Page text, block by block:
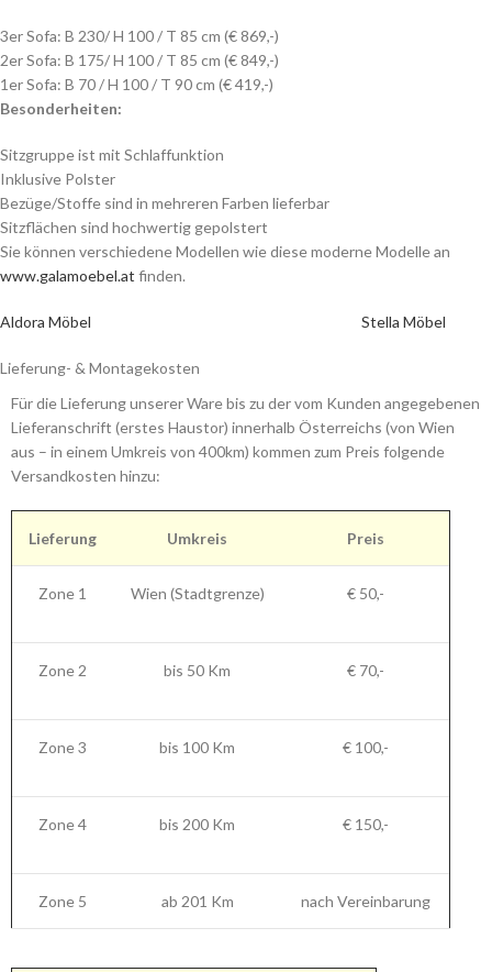
3er Sofa: B 230/ H 100 / T 85 cm (€ 869,-)
2er Sofa: B 175/ H 100 / T 85 cm (€ 849,-)
1er Sofa: B 70 / H 100 / T 90 cm (€ 419,-)
Besonderheiten:
Sitzgruppe ist mit Schlaffunktion
Inklusive Polster
Bezüge/Stoffe sind in mehreren Farben lieferbar
Sitzflächen sind hochwertig gepolstert
Sie können verschiedene Modellen wie diese moderne Modelle an
www.galamoebel.at finden.
Aldora Möbel Stella Möbel
Lieferung- & Montagekosten
Für die Lieferung unserer Ware bis zu der vom Kunden angegebenen
Lieferanschrift (erstes Haustor) innerhalb Österreichs (von Wien
aus – in einem Umkreis von 400km) kommen zum Preis folgende
Versandkosten hinzu:
Lieferung Umkreis Preis
Zone 1 Wien (Stadtgrenze) € 50,-
Zone 2 bis 50 Km € 70,-
Zone 3 bis 100 Km € 100,-
Zone 4 bis 200 Km € 150,-
Zone 5 ab 201 Km nach Vereinbarung